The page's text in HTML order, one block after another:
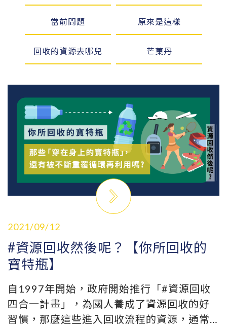
當前問題 原來是這樣
回收的資源去哪兒 芒菓丹
2021/09/12
#資源回收然後呢？【你所回收的
寶特瓶】
自1997年開始，政府開始推行「#資源回收
四合一計畫」，為國人養成了資源回收的好
習慣，那麼這些進入回收流程的資源，通常